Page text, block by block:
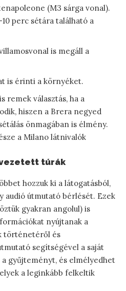
(M3 sárga vonal).
perc sétára található a
is megáll a
is érinti a környéket.
remek választás, ha a
hiszen a Brera negyed
önmagában is élmény.
a Milano látnivalók
túrák
hozzuk ki a látogatásból,
audió útmutató bérlését. Ezek
gyakran angolul) is
nyújtanak a
történetéről és
segítségével a saját
gyűjteményt, és elmélyedhet
a leginkább felkeltik